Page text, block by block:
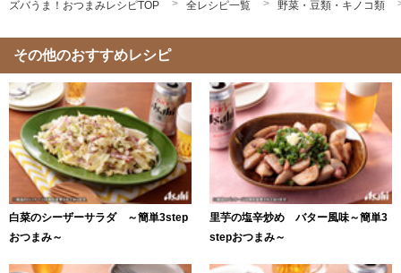
ズバうま！おつまみレシピTOP 全レシピ一覧 野菜・豆類・キノコ類
その他のおすすめレシピ
白菜のシーザーサラダ ～簡単3step
おつまみ～
里芋の塩辛炒め バター風味～簡単3
stepおつまみ～